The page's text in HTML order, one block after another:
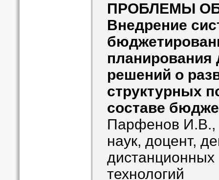
ПРОБЛЕМЫ
Внедрение
планирования
решений о
структурных
составе
Парфенов И.В.,
наук, доцент,
дистанционных
технологий